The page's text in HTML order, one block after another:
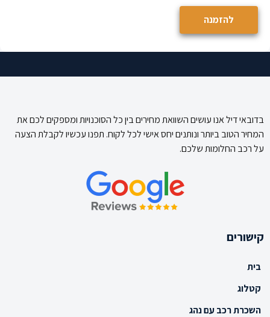
להזמנה
בדובאי דיל אנו עושים השוואת מחירים בין כל הסוכנויות ומספקים לכם את
המחיר הטוב ביותר ונותנים יחס אישי לכל לקוח. תפנו עכשיו לקבלת הצעה
על רכב החלומות שלכם.
קישורים
בית
קטלוג
השכרת רכב עם נהג